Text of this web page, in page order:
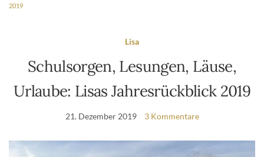
2019
Lisa
Schulsorgen, Lesungen, Läuse,
Urlaube: Lisas Jahresrückblick 2019
21. Dezember 2019 3 Kommentare